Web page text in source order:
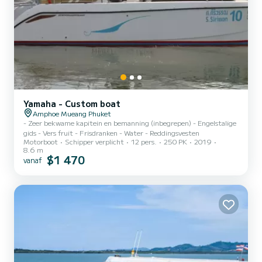
Yamaha - Custom boat
Amphoe Mueang Phuket
- Zeer bekwame kapitein en bemanning (inbegrepen) - Engelstalige
gids - Vers fruit - Frisdranken - Water - Reddingsvesten
Motorboot
Schipper verplicht 12 pers. 250 PK
2019
8.6 m
vanaf $1 470